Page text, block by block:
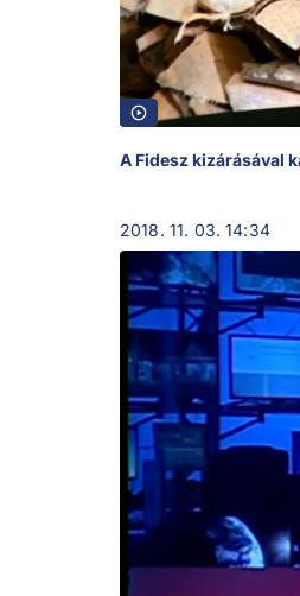
A Fidesz kizárásával
2018. 11. 03. 14:34